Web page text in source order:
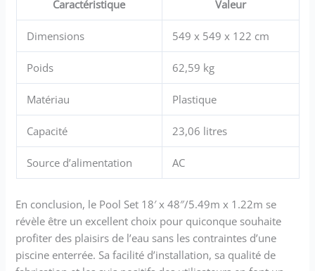
Caractéristique Valeur
Dimensions 549 x 549 x 122 cm
Poids 62,59 kg
Matériau Plastique
Capacité 23,06 litres
Source d’alimentation AC
En conclusion, le Pool Set 18′ x 48″/5.49m x 1.22m se
révèle être un excellent choix pour quiconque souhaite
profiter des plaisirs de l’eau sans les contraintes d’une
piscine enterrée. Sa facilité d’installation, sa qualité de